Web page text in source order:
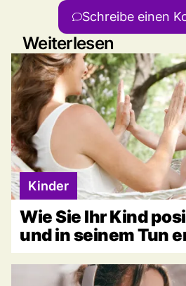
Schreibe einen
Weiterlesen
Kinder
Wie Sie Ihr Kind
und in seinem Tun